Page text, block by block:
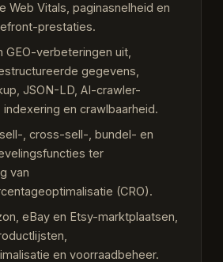
Web Vitals, paginasnelheid en
prestaties.
GEO-verbeteringen uit,
gegevens,
JSON-LD, AI-crawler-
en crawlbaarheid.
, cross-sell-, bundel- en
ter
van
(CRO).
eBay en Etsy-marktplaatsen,
en voorraadbeheer.